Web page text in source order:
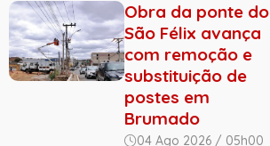
Obra da ponte do
São Félix avança
com remoção e
substituição de
postes em
Brumado
04 Ago 2026 / 05h00